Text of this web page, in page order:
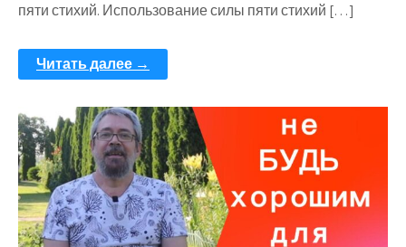
пяти стихий. Использование силы пяти стихий […]
Читать далее →